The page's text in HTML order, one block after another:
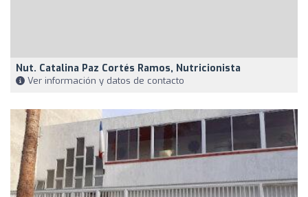
Nut. Catalina Paz Cortés Ramos, Nutricionista
Ver información y datos de contacto